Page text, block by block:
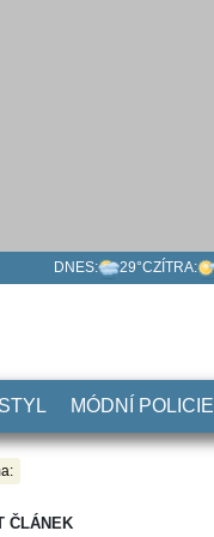
DNES: 29°CZÍTRA:
MÓDNÍ POLICIE
ČLÁNEK